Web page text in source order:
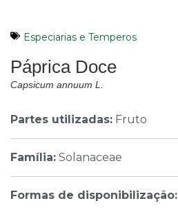
Especiarias e Temperos
Páprica Doce
Capsicum annuum L.
Partes utilizadas: Fruto
Família: Solanaceae
Formas de disponibilização: